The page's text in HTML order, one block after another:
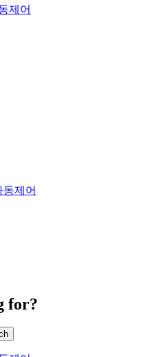
제어
제어
for?